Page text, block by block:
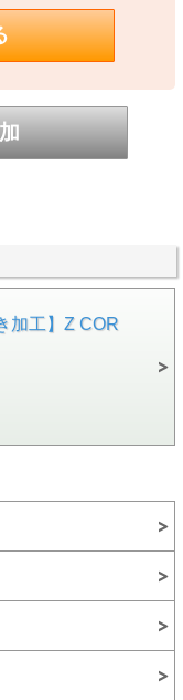
加工】Z COR